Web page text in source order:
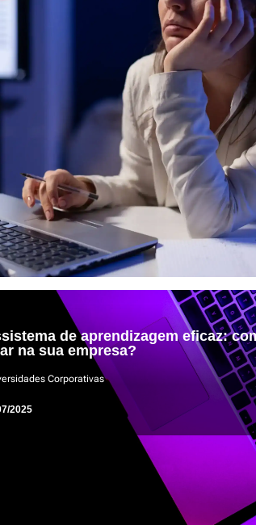
de aprendizagem eficaz:
na sua empresa?
Corporativas
2025